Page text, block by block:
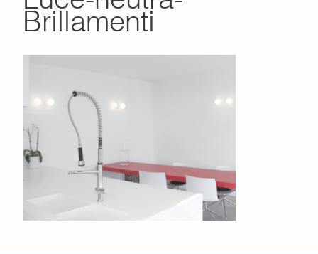
Brillamenti